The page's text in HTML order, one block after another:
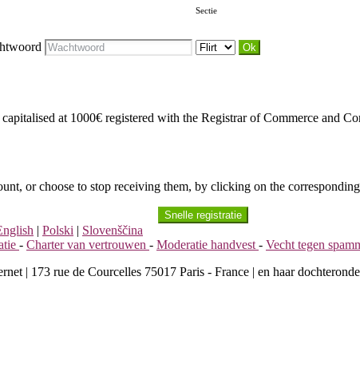
Sectie
at 1000€ registered with the Registrar of Commerce and
or choose to stop receiving them, by clicking on the
Snelle registratie
| Polski | Slovenščina
- Charter van vertrouwen - Moderatie handvest - Vecht tegen
| 173 rue de Courcelles 75017 Paris - France | en haar